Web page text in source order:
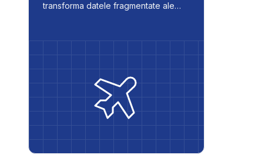
transforma datele fragmentate ale